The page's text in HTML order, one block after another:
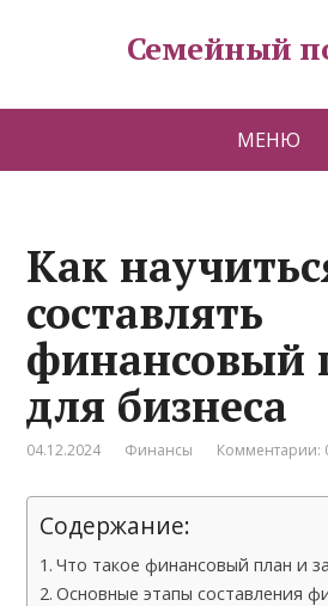
Семейный
МЕНЮ
Как
составлять
финансовый
для бизнеса
04.12.2024 Финансы Комментарии:
Содержание:
Что такое финансовый план и
Основные этапы составления